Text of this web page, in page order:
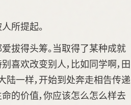
所提起。
拔得头筹。当取得了某种成就
喜欢改变别人，比如同学啊，田
陆一样，开始到处奔走相告传递
的价值，你应该怎么怎么样去